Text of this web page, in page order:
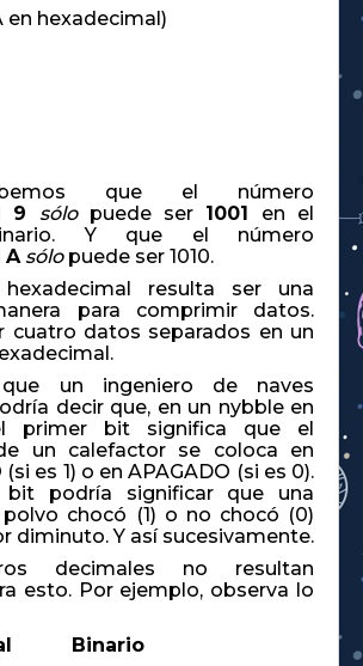
en hexadecimal)
que el número
9 sólopuede ser 1001 en el
Y que el número
A sólopuede ser 1010.
resulta ser una
para comprimir datos.
cuatro datos separados en un
un ingeniero de naves
decir que, en un nybble en
primer bit significa que el
un calefactor se coloca en
(si es 1) o en APAGADO (si es 0).
bit podría significar que una
chocó (1) o no chocó (0)
diminuto. Y así sucesivamente.
decimales no resultan
esto. Por ejemplo, observa lo
Binario